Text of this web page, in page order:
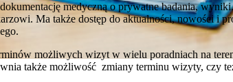
medyczną o prywatne badania,
Ma także dostęp do aktualności, nowości i
możliwych wizyt w wielu poradniach na
także możliwość zmiany terminu wizyty, czy